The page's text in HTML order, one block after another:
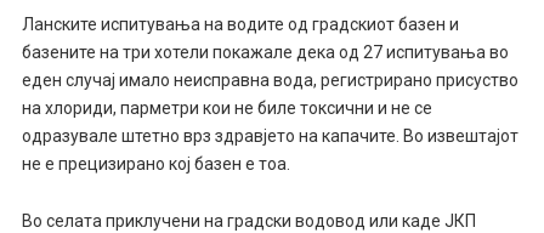
Ланските испитувања на водите од градскиот базен и
базените на три хотели покажале дека од 27 испитувања во
еден случај имало неисправна вода, регистрирано присуство
на хлориди, парметри кои не биле токсични и не се
одразувале штетно врз здравјето на капачите. Во извештајот
не е прецизирано кој базен е тоа.
Во селата приклучени на градски водовод или каде ЈКП